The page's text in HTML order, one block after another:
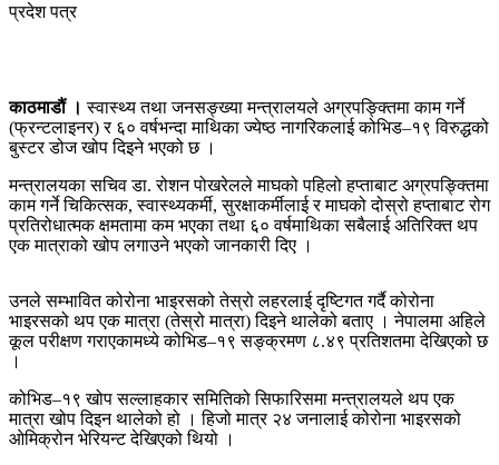
प्रदेश पत्र
काठमाडौं ।स्वास्थ्य तथा जनसङ्ख्या मन्त्रालयले अग्रपङ्क्तिमा काम गर्ने
(फ्रन्टलाइनर) र ६० वर्षभन्दा माथिका ज्येष्ठ नागरिकलाई कोभिड–१९ विरुद्धको
बुस्टर डोज खोप दिइने भएको छ ।
मन्त्रालयका सचिव डा. रोशन पोखरेलले माघको पहिलो हप्ताबाट अग्रपङ्क्तिमा
काम गर्ने चिकित्सक, स्वास्थ्यकर्मी, सुरक्षाकर्मीलाई र माघको दोस्रो हप्ताबाट रोग
प्रतिरोधात्मक क्षमतामा कम भएका तथा ६० वर्षमाथिका सबैलाई अतिरिक्त थप
एक मात्राको खोप लगाउने भएको जानकारी दिए ।
उनले सम्भावित कोरोना भाइरसको तेस्रो लहरलाई दृष्टिगत गर्दै कोरोना
भाइरसको थप एक मात्रा (तेस्रो मात्रा) दिइने थालेको बताए । नेपालमा अहिले
कूल परीक्षण गराएकामध्ये कोभिड–१९ सङ्क्रमण ८.४९ प्रतिशतमा देखिएको छ
।
कोभिड–१९ खोप सल्लाहकार समितिको सिफारिसमा मन्त्रालयले थप एक
मात्रा खोप दिइन थालेको हो । हिजो मात्र २४ जनालाई कोरोना भाइरसको
ओमिक्रोन भेरियन्ट देखिएको थियो ।